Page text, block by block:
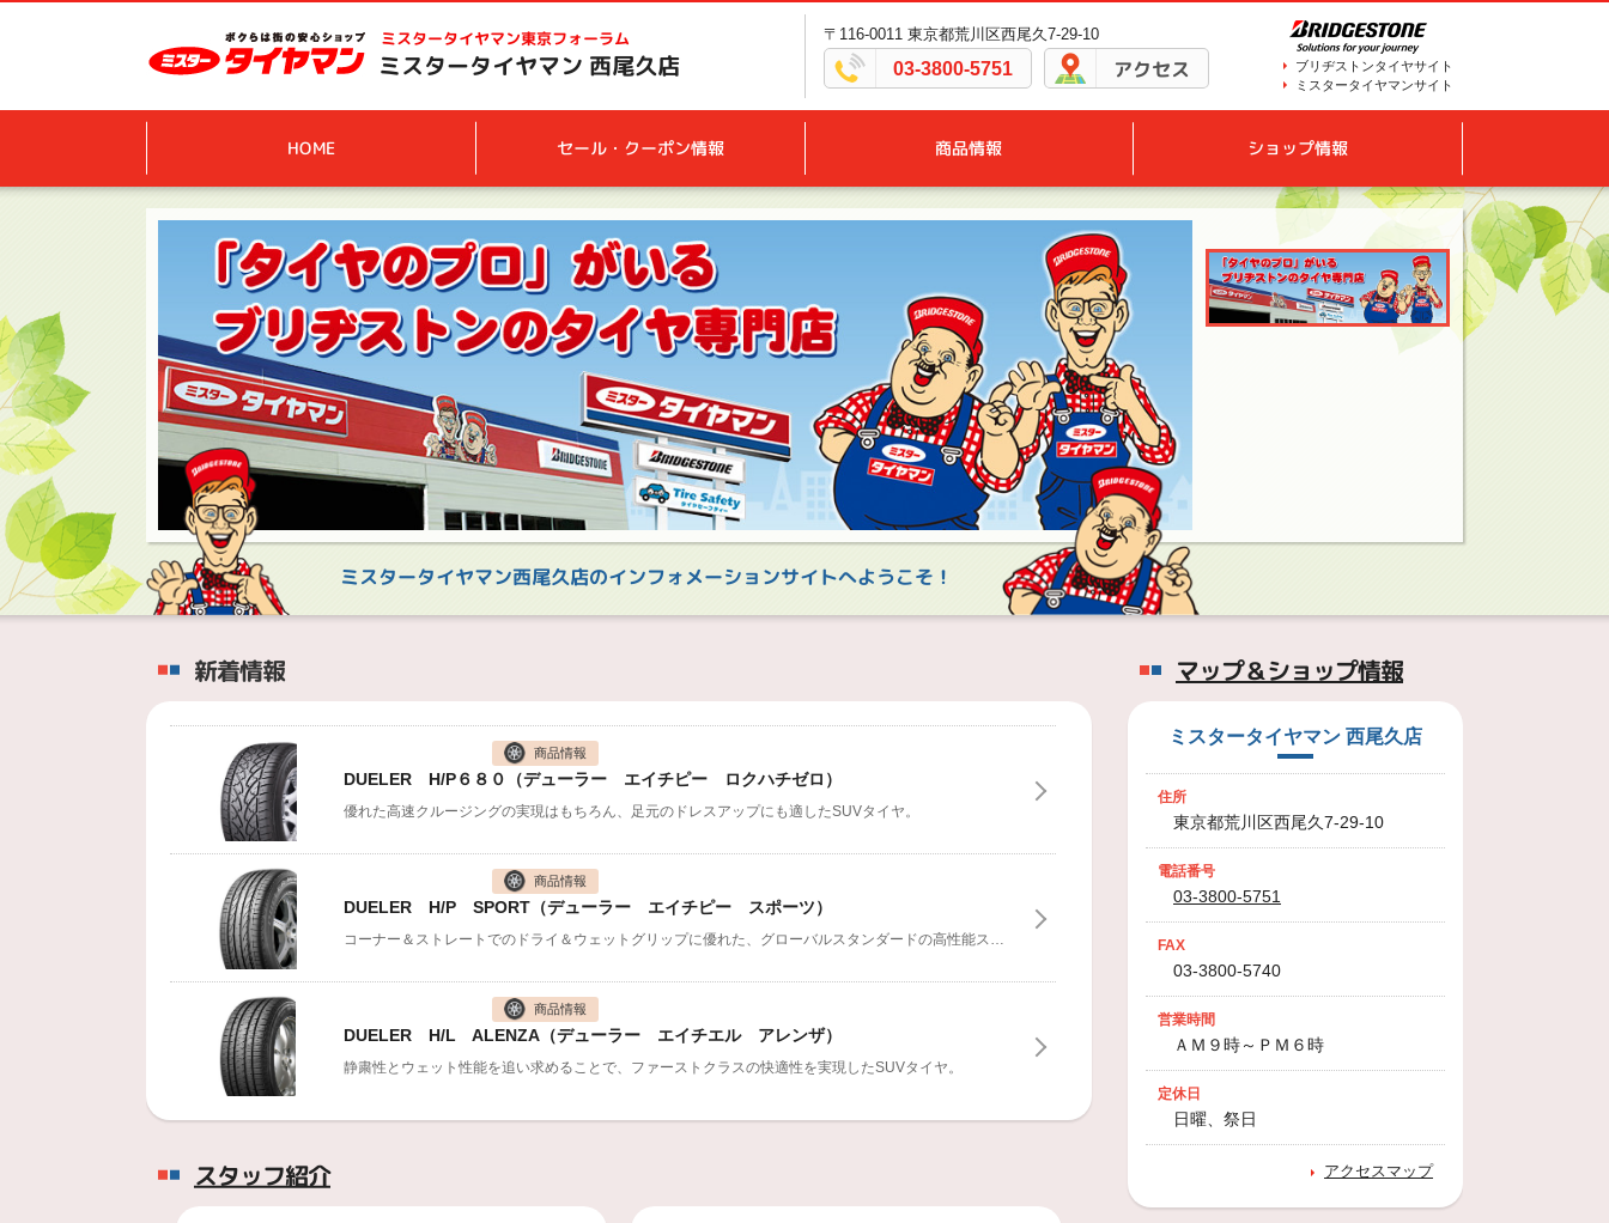
ミスタータイヤマン東京フォーラム
ミスタータイヤマン 西尾久店
〒116-0011 東京都荒川区西尾久7-29-10
03-3800-5751 アクセス
ブリヂストンタイヤサイト
ミスタータイヤマンサイト
HOME セール・クーポン情報 商品情報 ショップ情報
ミスタータイヤマン西尾久店のインフォメーションサイトへようこそ！
新着情報
商品情報
DUELER H/P６８０（デューラー エイチピー ロクハチゼロ）
優れた高速クルージングの実現はもちろん、足元のドレスアップにも適したSUVタイヤ。
商品情報
DUELER H/P SPORT（デューラー エイチピー スポーツ）
コーナー＆ストレートでのドライ＆ウェットグリップに優れた、グローバルスタンダードの高性能スポーツSUVタイヤ。
商品情報
DUELER H/L ALENZA（デューラー エイチエル アレンザ）
静粛性とウェット性能を追い求めることで、ファーストクラスの快適性を実現したSUVタイヤ。
スタッフ紹介
マップ＆ショップ情報
ミスタータイヤマン 西尾久店
住所
東京都荒川区西尾久7-29-10
電話番号
03-3800-5751
FAX
03-3800-5740
営業時間
ＡＭ９時～ＰＭ６時
定休日
日曜、祭日
アクセスマップ